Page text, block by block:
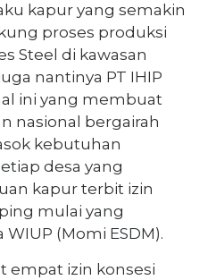
kapur yang semakin
proses produksi
Steel di kawasan
nantinya PT IHIP
ini yang membuat
nasional bergairah
kebutuhan
desa yang
kapur terbit izin
mulai yang
(Momi ESDM).
empat izin konsesi